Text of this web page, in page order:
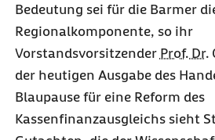
Bedeutung sei für die Barmer
Regionalkomponente, so ihr
Vorstandsvorsitzender Prof. Dr.
der heutigen Ausgabe des
Blaupause für eine Reform des
Kassenfinanzausgleichs sieht